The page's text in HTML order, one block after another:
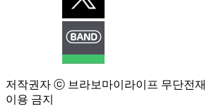
저작권자 ⓒ 브라보마이라이프 무단전
이용 금지